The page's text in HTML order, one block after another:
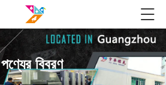
পণ্যের বিবরণ